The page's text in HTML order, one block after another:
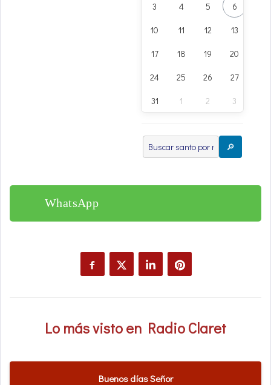
3 4 5 6
10 11 12 13
17 18 19 20
24 25 26 27
31 1 2 3
🔎
WhatsApp
Lo más visto en Radio Claret
Buenos días Señor